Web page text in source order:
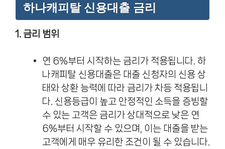
하나캐피탈 신용대출 금리
1. 금리 범위
연 6%부터 시작하는 금리가 적용됩니다. 하
나캐피탈 신용대출은 대출 신청자의 신용 상
태와 상환 능력에 따라 금리가 차등 적용됩니
다. 신용등급이 높고 안정적인 소득을 증빙할
수 있는 고객은 금리가 상대적으로 낮은 연
6%부터 시작할 수 있으며, 이는 대출을 받는
고객에게 매우 유리한 조건이 될 수 있습니다.